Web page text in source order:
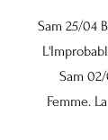
Sam 25/04
Sam 02/
Femme.